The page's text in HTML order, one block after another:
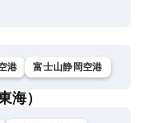
港 富士山静岡空港
海）